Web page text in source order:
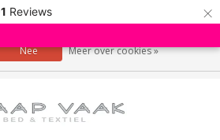
Reviews ×
website te verbeteren. Is dat akkoord?
Nee Meer over cookies »